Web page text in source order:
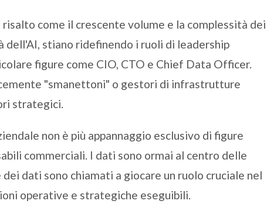
come il crescente volume e la complessità dei
stiano ridefinendo i ruoli di leadership
figure come CIO, CTO e Chief Data Officer.
"smanettoni" o gestori di infrastrutture
strategici.
non è più appannaggio esclusivo di figure
commerciali. I dati sono ormai al centro delle
dati sono chiamati a giocare un ruolo cruciale nel
operative e strategiche eseguibili.